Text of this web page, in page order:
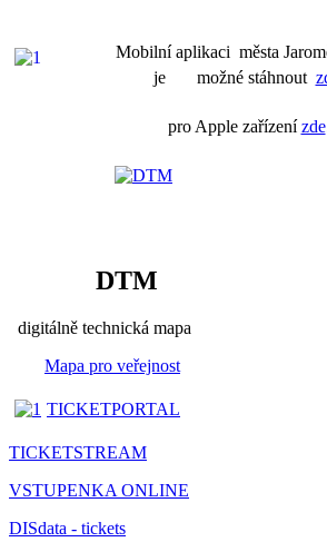
Mobilní aplikaci města
je možné stáhnout
pro Apple zařízenízde
DTM
digitálně technická mapa
Mapa pro veřejnost
TICKETPORTAL
TICKETSTREAM
VSTUPENKA ONLINE
DISdata - tickets